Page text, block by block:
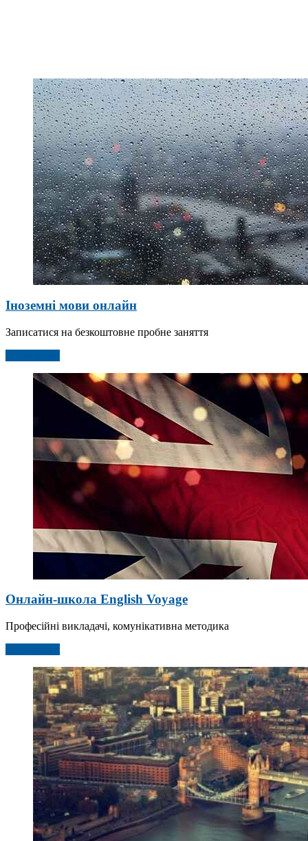
Іноземні мови онлайн
Записатися на безкоштовне пробне заняття
Онлайн-школа English Voyage
Професійні викладачі, комунікативна методика